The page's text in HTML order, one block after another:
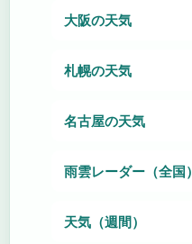
大阪の天気
札幌の天気
名古屋の天気
雨雲レーダー（全国）
天気（週間）